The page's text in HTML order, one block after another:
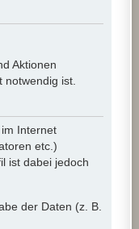
Aktionen
notwendig ist.
Internet
etc.)
ist dabei jedoch
der Daten (z. B.